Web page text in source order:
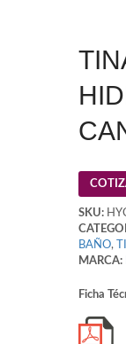
SKU:
BAÑO,
MARCA:
Ficha